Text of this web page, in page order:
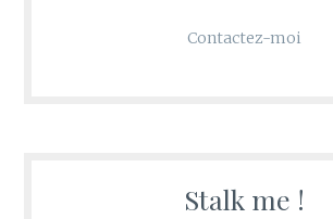
Contactez-moi
Stalk me !